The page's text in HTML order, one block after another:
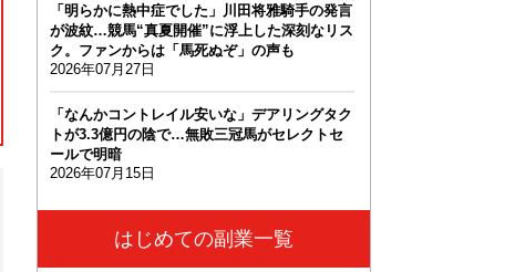
「明らかに熱中症でした」川田将雅騎手の発言
が波紋…競馬“真夏開催”に浮上した深刻なリス
ク。ファンからは「馬死ぬぞ」の声も
2026年07月27日
「なんかコントレイル安いな」デアリングタク
トが3.3億円の陰で…無敗三冠馬がセレクトセ
ールで明暗
2026年07月15日
はじめての副業一覧